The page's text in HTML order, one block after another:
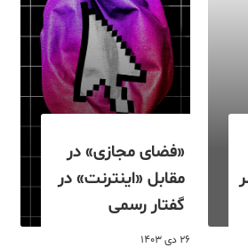
«فضای مجازی» در
مقابل «اینترنت» در
گفتار رسمی
۲۶ دی ۱۴۰۳